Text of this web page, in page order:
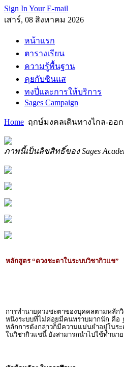
Sign In Your E-mail
เสาร์, 08 สิงหาคม 2026
หน้าแรก
ตารางเรียน
ความรู้พื้นฐาน
คุยกับซินแส
ทงปี่และการให้บริการ
Sages Campaign
Home ฤกษ์มงคลเดินทางไกล-ออ
ภาพนี้เป็นลิขสิทธิ์ของ Sages
หลักสูตร “ดวงชะตาในระบบวิชากิวแช”
การทำนายดวงชะตาของบุคคลตามหลัก
หนึ่งระบบที่ไม่ค่อยมีคนทราบมากนัก คือ
หลักการดังกล่าวก็มีความแม่นยำอยู่ในร
ในวิชากิวแชนี้ ยังสามารถนำไปใช้ทำนา